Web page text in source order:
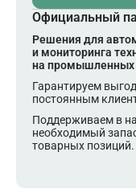
Официальный
Решения для
и мониторинга
на промышленных
Гарантируем
постоянным
Поддерживаем в
необходимый
товарных позиций.